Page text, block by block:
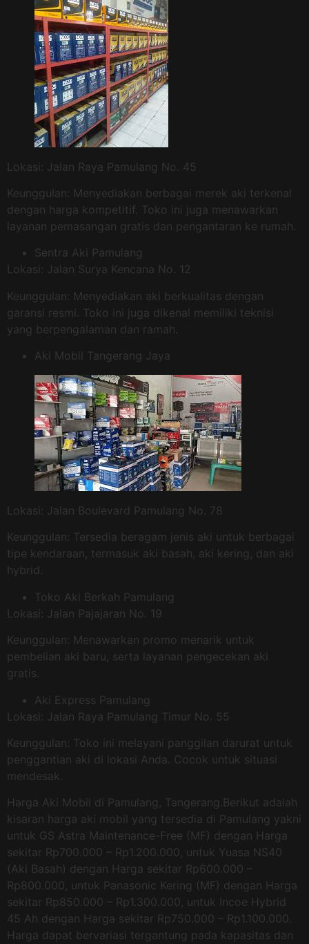
Lokasi: Jalan Raya Pamulang No. 45
Keunggulan: Menyediakan berbagai merek aki terkenal
dengan harga kompetitif. Toko ini juga menawarkan
layanan pemasangan gratis dan pengantaran ke rumah.
Sentra Aki Pamulang
Lokasi: Jalan Surya Kencana No. 12
Keunggulan: Menyediakan aki berkualitas dengan
garansi resmi. Toko ini juga dikenal memiliki teknisi
yang berpengalaman dan ramah.
Aki Mobil Tangerang Jaya
Lokasi: Jalan Boulevard Pamulang No. 78
Keunggulan: Tersedia beragam jenis aki untuk berbagai
tipe kendaraan, termasuk aki basah, aki kering, dan aki
hybrid.
Toko Aki Berkah Pamulang
Lokasi: Jalan Pajajaran No. 19
Keunggulan: Menawarkan promo menarik untuk
pembelian aki baru, serta layanan pengecekan aki
gratis.
Aki Express Pamulang
Lokasi: Jalan Raya Pamulang Timur No. 55
Keunggulan: Toko ini melayani panggilan darurat untuk
penggantian aki di lokasi Anda. Cocok untuk situasi
mendesak.
Harga Aki Mobil di Pamulang, Tangerang.Berikut adalah
kisaran harga aki mobil yang tersedia di Pamulang yakni
untuk GS Astra Maintenance-Free (MF) dengan Harga
sekitar Rp700.000 – Rp1.200.000, untuk Yuasa NS40
(Aki Basah) dengan Harga sekitar Rp600.000 –
Rp800.000, untuk Panasonic Kering (MF) dengan Harga
sekitar Rp850.000 – Rp1.300.000, untuk Incoe Hybrid
45 Ah dengan Harga sekitar Rp750.000 – Rp1.100.000.
Harga dapat bervariasi tergantung pada kapasitas dan